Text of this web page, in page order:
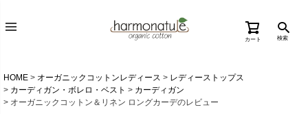
カート 検索
HOME オーガニックコットンレディース
レディーストップス
カーディガン・ボレロ・ベスト
カーディガン
オーガニックコットン＆リネン ロングカーデのレビュー